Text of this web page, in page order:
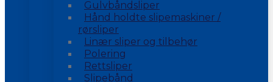
Gulvbåndsliper
Hånd holdte slipemaskiner /
rørsliper
Linær sliper og tilbehør
Polering
Rettsliper
Slipebånd